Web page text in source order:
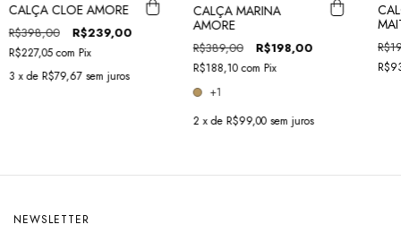
CALÇA CLOE AMORE
R$398,00 R$239,00
R$227,05com Pix
3 x de R$79,67 sem juros
CALÇA MARINA
AMORE
R$389,00 R$198,00
R$188,10com Pix
+1
2 x de R$99,00 sem juros
NEWSLETTER